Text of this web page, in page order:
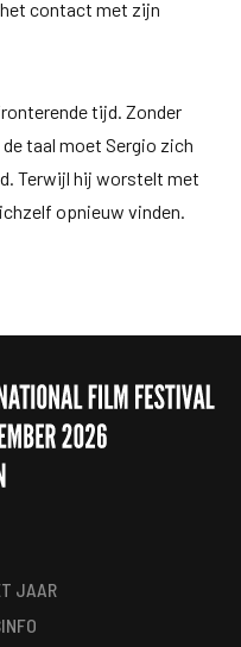
contact met zijn
tijd. Zonder
taal moet Sergio zich
Terwijl hij worstelt met
opnieuw vinden.
JAAR